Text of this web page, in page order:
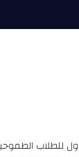
للطلاب